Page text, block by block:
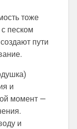
тоже
песком
пути
и
момент —
и